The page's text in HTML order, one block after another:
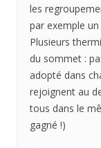
les
par exemple
Plusieurs
du sommet :
adopté dans
rejoignent au
tous dans le
gagné !)